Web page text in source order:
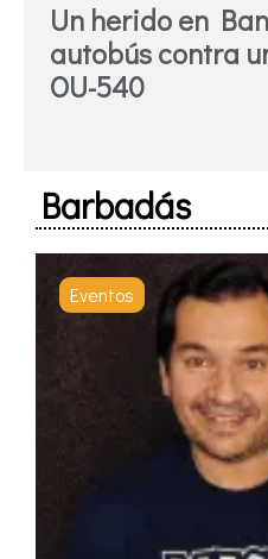
Un herido en
autobús contra
OU-540
Barbadás
Eventos